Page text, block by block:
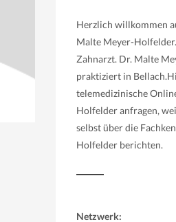
Herzlich willkommen
Malte Meyer-
Zahnarzt. Dr. Malte
praktiziert in
telemedizinische
Holfelder anfragen,
selbst über die
Holfelder berichten.
Netzwerk: